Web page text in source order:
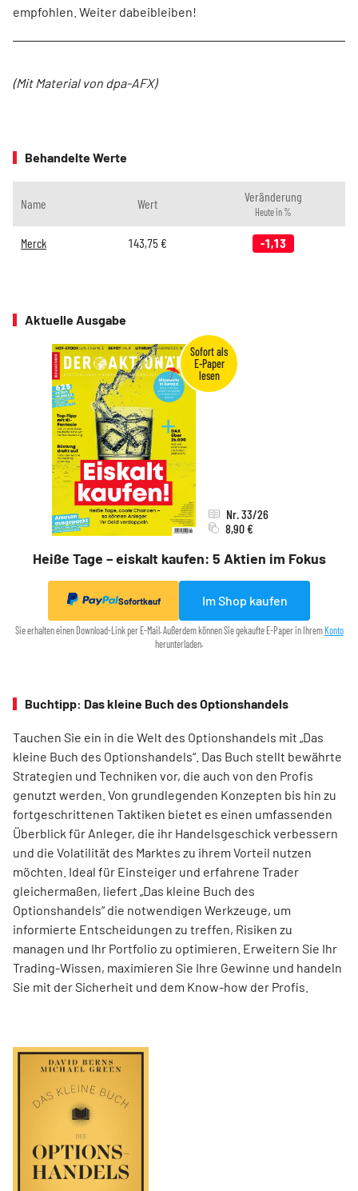
empfohlen. Weiter dabeibleiben!
(Mit Material von dpa-AFX)
Behandelte Werte
Name Wert Veränderung
Heute in %
Merck 143,75 € -1,13
Aktuelle Ausgabe
Heiße Tage – eiskalt kaufen: 5 Aktien im Fokus
Nr. 33/26
8,90 €
Sofortkauf Im Shop kaufen
Sie erhalten einen Download-Link per E-Mail. Außerdem können Sie gekaufte E-Paper in Ihrem Konto
herunterladen.
Buchtipp: Das kleine Buch des Optionshandels
Tauchen Sie ein in die Welt des Optionshandels mit „Das
kleine Buch des Optionshandels“. Das Buch stellt bewährte
Strategien und Techniken vor, die auch von den Profis
genutzt werden. Von grundlegenden Konzepten bis hin zu
fortgeschrittenen Taktiken bietet es einen umfassenden
Überblick für Anleger, die ihr Handelsgeschick verbessern
und die Volatilität des Marktes zu ihrem Vorteil nutzen
möchten. Ideal für Einsteiger und erfahrene Trader
gleichermaßen, liefert „Das kleine Buch des
Optionshandels“ die notwendigen Werkzeuge, um
informierte Entscheidungen zu treffen, Risiken zu
managen und Ihr Portfolio zu optimieren. Erweitern Sie Ihr
Trading-Wissen, maximieren Sie Ihre Gewinne und handeln
Sie mit der Sicherheit und dem Know-how der Profis.